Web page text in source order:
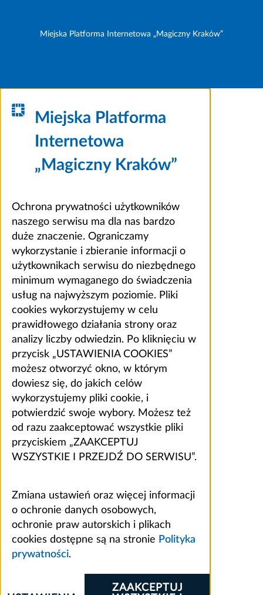
Miejska Platforma Internetowa „Magiczny Kraków”
Miejska Platforma
Internetowa
„Magiczny Kraków”
Ochrona prywatności użytkowników
naszego serwisu ma dla nas bardzo
duże znaczenie. Ograniczamy
wykorzystanie i zbieranie informacji o
użytkownikach serwisu do niezbędnego
minimum wymaganego do świadczenia
usług na najwyższym poziomie. Pliki
cookies wykorzystujemy w celu
prawidłowego działania strony oraz
analizy liczby odwiedzin. Po kliknięciu w
przycisk „USTAWIENIA COOKIES”
możesz otworzyć okno, w którym
dowiesz się, do jakich celów
wykorzystujemy pliki cookie, i
potwierdzić swoje wybory. Możesz też
od razu zaakceptować wszystkie pliki
przyciskiem „ZAAKCEPTUJ
WSZYSTKIE I PRZEJDŹ DO SERWISU”.
Zmiana ustawień oraz więcej informacji
o ochronie danych osobowych,
ochronie praw autorskich i plikach
cookies dostępne są na stronie Polityka
prywatności.
ZAAKCEPTUJ